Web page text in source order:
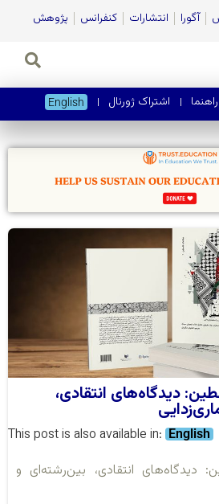
آگورا انتشارات کنفرانس پژوهش
راهنما اشتراک ژورنال English
دیدگاه‌های انتقادی،
This post is also available in: English
دیدگاه‌های انتقادی، بین‌رشته‌ای و